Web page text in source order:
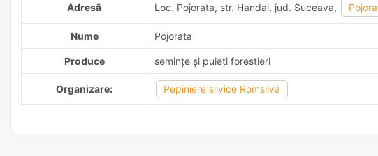
Adresă
Loc. Pojorata, str. Handal, jud. Suceava,
Nume Pojorata
Produce semințe și puieți forestieri
Organizare: Pepiniere silvice Romsilva